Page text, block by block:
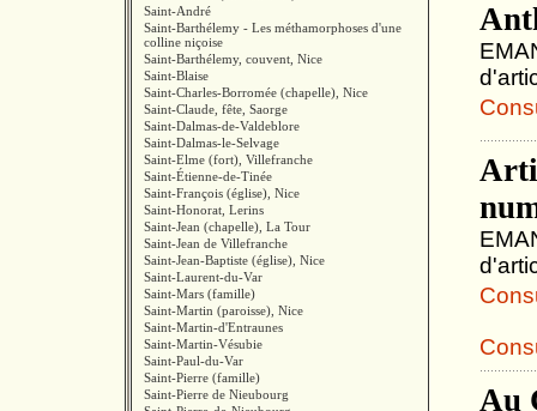
Saint-André
Saint-Barthélemy - Les méthamorphoses d'une
colline niçoise
Saint-Barthélemy, couvent, Nice
Saint-Blaise
Saint-Charles-Borromée (chapelle), Nice
Saint-Claude, fête, Saorge
Saint-Dalmas-de-Valdeblore
Saint-Dalmas-le-Selvage
Saint-Elme (fort), Villefranche
Saint-Étienne-de-Tinée
Saint-François (église), Nice
Saint-Honorat, Lerins
Saint-Jean (chapelle), La Tour
Saint-Jean de Villefranche
Saint-Jean-Baptiste (église), Nice
Saint-Laurent-du-Var
Saint-Mars (famille)
Saint-Martin (paroisse), Nice
Saint-Martin-d'Entraunes
Saint-Martin-Vésubie
Saint-Paul-du-Var
Saint-Pierre (famille)
Saint-Pierre de Nieubourg
Au